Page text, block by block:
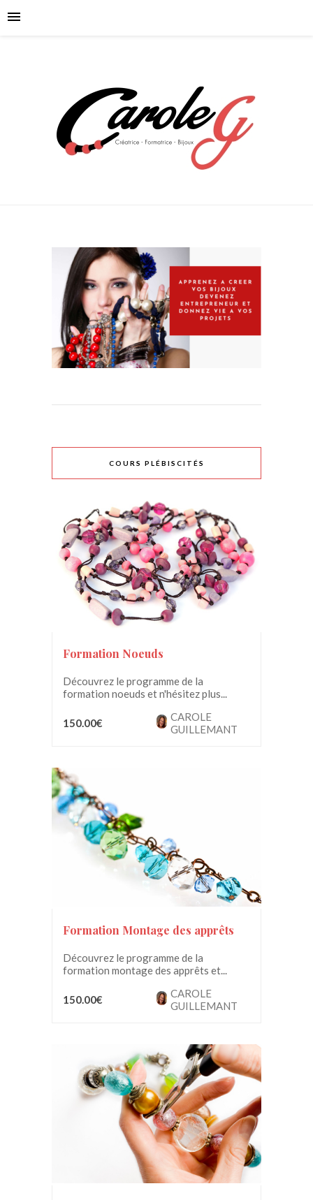
COURS PLÉBISCITÉS
Formation Noeuds
Découvrez le programme de la
formation noeuds et n'hésitez plus...
150.00€
CAROLE
GUILLEMANT
Formation Montage des apprêts
Découvrez le programme de la
formation montage des apprêts et...
150.00€
CAROLE
GUILLEMANT